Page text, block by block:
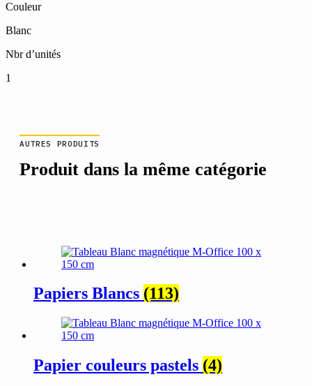
Couleur
Blanc
Nbr d’unités
1
AUTRES PRODUITS
Produit dans la même catégorie
Papiers Blancs (113)
Papier couleurs pastels (4)